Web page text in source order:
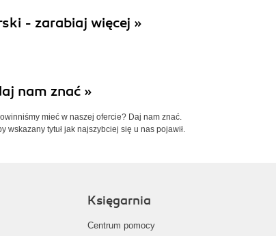
- zarabiaj więcej »
nam znać »
mieć w naszej ofercie? Daj nam znać.
wskazany tytuł jak najszybciej się u nas pojawił.
Księgarnia
Centrum pomocy